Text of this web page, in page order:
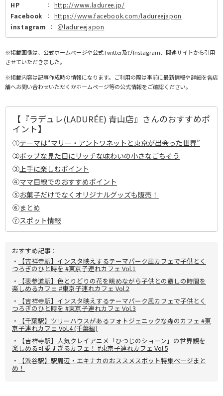
HP
：
http://www.laduree.jp/
Facebook
：
https://www.facebook.com/ladureejapon
instagram
： ＠ladureejapon
※掲載画像は、公式ホームページや公式Twitter及びInstagram、関連サイトから引用
させていただきました。
※掲載内容は記事作成時の情報になります。ご利用の際は事前に最新情報や詳細を各店
舗へお問い合わせいただくかホームページ等の公式情報をご確認ください。
【『ラデュレ(LADURÉE) 青山店』さんのおすすめポ
イント】
①テーマは“マリー・アントワネットと東京が出会った世界”
②ポップな見た目にリッチな味わいの小さなごちそう
③ 上手に楽しむポイント
④ママ目線でのおすすめポイント
⑤お菓子だけでなくオリジナルグッズも販売！
⑥まとめ
⑦スポット情報
おすすめ記事：
・
【吉祥寺駅】インスタ映えするテーマパーク風カフェで子供とく
つろぎのひと時を #東京子連れカフェ Vol.1
・
【表参道駅】色とりどりの花を眺めながら子供との癒しの時間を
楽しめるカフェ #東京子連れカフェ Vol.2
・
【吉祥寺駅】インスタ映えするテーマパーク風カフェで子供とく
つろぎのひと時を #東京子連れカフェ Vol.3
・
【千葉駅】ツリーハウスがあるフォトジェニックな森のカフェ #東
京子連れカフェ Vol.4 (千葉編)
・
【吉祥寺駅】人気クレイアニメ「ひつじのショーン」の世界観を
楽しめる可愛すぎるカフェ！ #東京子連れカフェ Vol.5
・
【渋谷駅】駅周辺・エキナカのおススメスポット特集ページまと
め！